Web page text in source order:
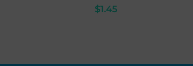
$1.45